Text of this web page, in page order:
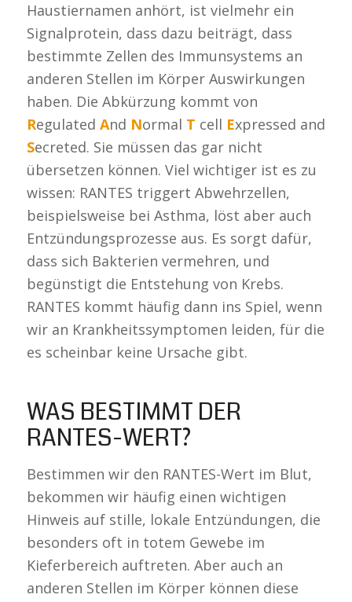
Haustiernamen anhört, ist vielmehr ein
Signalprotein, dass dazu beiträgt, dass
bestimmte Zellen des Immunsystems an
anderen Stellen im Körper Auswirkungen
haben. Die Abkürzung kommt von
Regulated And Normal T cell Expressed and
Secreted. Sie müssen das gar nicht
übersetzen können. Viel wichtiger ist es zu
wissen: RANTES triggert Abwehrzellen,
beispielsweise bei Asthma, löst aber auch
Entzündungsprozesse aus. Es sorgt dafür,
dass sich Bakterien vermehren, und
begünstigt die Entstehung von Krebs.
RANTES kommt häufig dann ins Spiel, wenn
wir an Krankheitssymptomen leiden, für die
es scheinbar keine Ursache gibt.
WAS BESTIMMT DER
RANTES-WERT?
Bestimmen wir den RANTES-Wert im Blut,
bekommen wir häufig einen wichtigen
Hinweis auf stille, lokale Entzündungen, die
besonders oft in totem Gewebe im
Kieferbereich auftreten. Aber auch an
anderen Stellen im Körper können diese